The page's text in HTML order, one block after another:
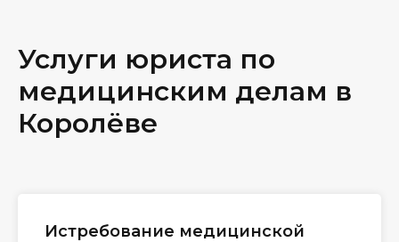
Услуги юриста по
медицинским делам в
Королёве
Истребование медицинской